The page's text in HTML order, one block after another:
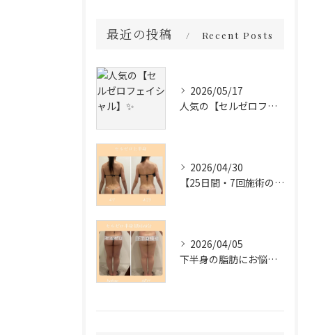
最近の投稿 Recent Posts
2026/05/17
人気の【セルゼロフェイシャル】✨
2026/04/30
【25日間・7回施術の変化✨】
2026/04/05
下半身の脂肪にお悩みの方必見❣️